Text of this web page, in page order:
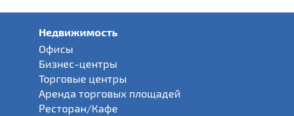
Недвижимость
Офисы
Бизнес-центры
Торговые центры
Аренда торговых площадей
Ресторан/Кафе